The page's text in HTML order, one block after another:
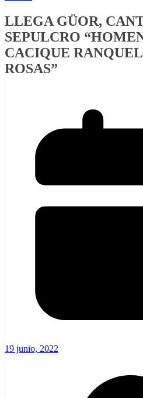
LLEGA GÜOR,
SEPULCRO
CACIQUE
ROSAS”
19 junio, 2022